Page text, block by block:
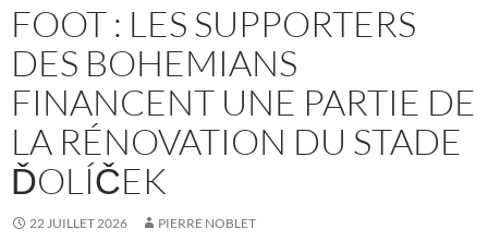
FOOT : LES SUPPORTERS
DES BOHEMIANS
FINANCENT UNE PARTIE DE
LA RÉNOVATION DU STADE
ĎOLÍČEK
22 JUILLET 2026 PIERRE NOBLET